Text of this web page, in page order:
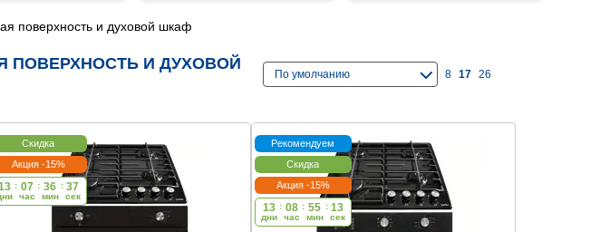
поверхность и духовой шкаф
ПОВЕРХНОСТЬ И ДУХОВОЙ
По умолчанию 8 17 26
Скидка
Акция -15%
: 07
час
: 36
мин
: 37
cек
Рекомендуем
Скидка
Акция -15%
13
дни
: 08
час
: 55
мин
: 13
cек